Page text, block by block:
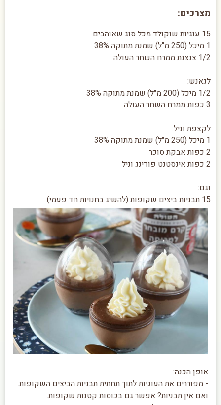
אופן הכנה:
- מפוררים את העוגיות לתוך תחתית תבניות הביצים השקופות.
ואם אין תבניות? אפשר גם בכוסות קטנות שקופות.
מצרכים:
15 עוגיות שוקולד מכל סוג שאוהבים
1 מיכל (250 מ"ל) שמנת מתוקה 38%
1/2 צנצנת ממרח השחר העולה
לגאנש:
1/2 מיכל (200 מ"ל) שמנת מתוקה 38%
3 כפות ממרח השחר העולה
לקצפת וניל:
1 מיכל (250 מ"ל) שמנת מתוקה 38%
2 כפות אבקת סוכר
2 כפות אינסטנט פודינג וניל
וגם:
15 תבניות ביצים שקופות (להשיג בחנויות חד פעמי)